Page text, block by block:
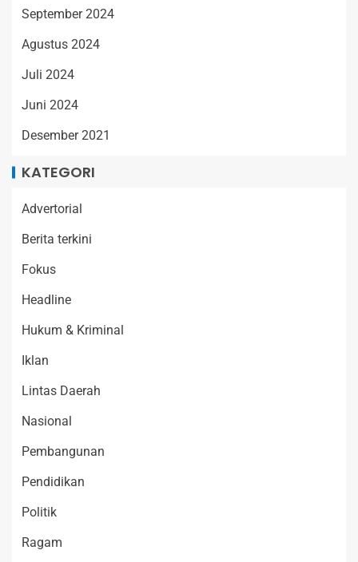
September 2024
Agustus 2024
Juli 2024
Juni 2024
Desember 2021
KATEGORI
Advertorial
Berita terkini
Fokus
Headline
Hukum & Kriminal
Iklan
Lintas Daerah
Nasional
Pembangunan
Pendidikan
Politik
Ragam